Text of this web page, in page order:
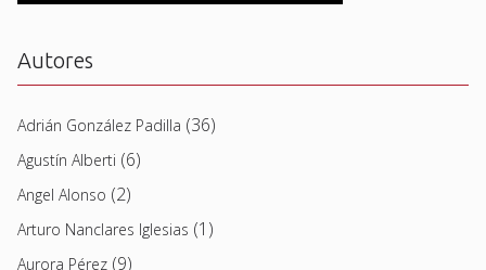
Autores
Adrián González Padilla (36)
Agustín Alberti (6)
Angel Alonso (2)
Arturo Nanclares Iglesias (1)
Aurora Pérez (9)